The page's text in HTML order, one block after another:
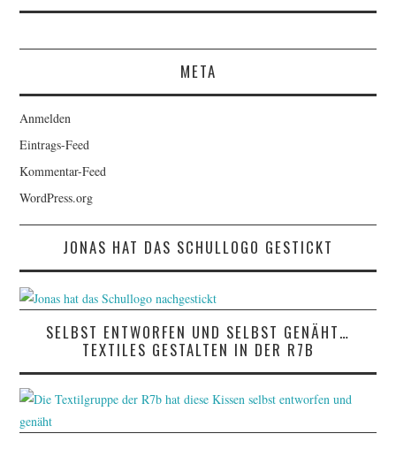
META
Anmelden
Eintrags-Feed
Kommentar-Feed
WordPress.org
JONAS HAT DAS SCHULLOGO GESTICKT
SELBST ENTWORFEN UND SELBST GENÄHT…
TEXTILES GESTALTEN IN DER R7B